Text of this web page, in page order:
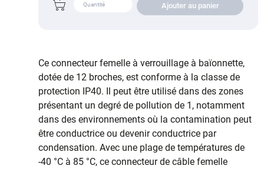
Ajouter au panier
Ce connecteur femelle à verrouillage à baïonnette,
dotée de 12 broches, est conforme à la classe de
protection IP40. Il peut être utilisé dans des zones
présentant un degré de pollution de 1, notamment
dans des environnements où la contamination peut
être conductrice ou devenir conductrice par
condensation. Avec une plage de températures de
-40 °C à 85 °C, ce connecteur de câble femelle